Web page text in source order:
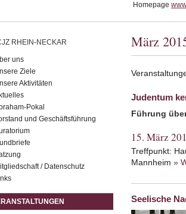
Homepage
RHEIN-NECKAR
uns
Ziele
Aktivitäten
Pokal
und Geschäftsführung
/ Datenschutz
März
Judentum
Führung
15. März
Treffpunkt:
Mannheim »
Seelische